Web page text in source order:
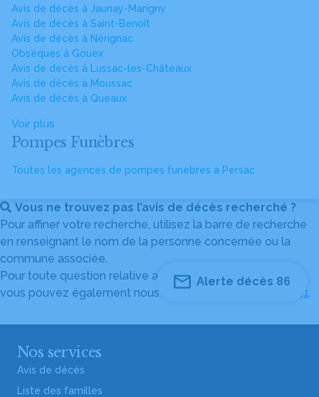
Avis de décès à Jaunay-Marigny
Avis de décès à Saint-Benoît
Avis de décès à Nérignac
Obsèques à Gouex
Avis de décès à Lussac-les-Châteaux
Avis de décès à Moussac
Avis de décès à Queaux
Voir plus
Pompes Funèbres
Toutes les agences de pompes funèbres à Persac
Vous ne trouvez pas l’avis de décès recherché ?
Pour affiner votre recherche, utilisez la barre de recherche
en renseignant le nom de la personne concernée ou la
commune associée.
Pour toute question relative au fonctionnement du site,
vous pouvez également nous contacter au
04 82 53 51 51.
Alerte décès 86
Nos services
Avis de décès
Liste des familles